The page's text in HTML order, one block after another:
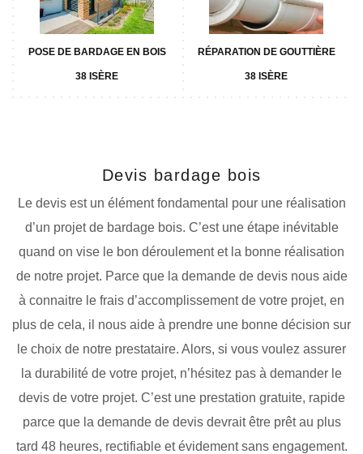
POSE DE BARDAGE EN BOIS
38 ISÈRE
RÉPARATION DE GOUTTIÈRE
38 ISÈRE
Devis bardage bois
Le devis est un élément fondamental pour une réalisation
d’un projet de bardage bois. C’est une étape inévitable
quand on vise le bon déroulement et la bonne réalisation
de notre projet. Parce que la demande de devis nous aide
à connaitre le frais d’accomplissement de votre projet, en
plus de cela, il nous aide à prendre une bonne décision sur
le choix de notre prestataire. Alors, si vous voulez assurer
la durabilité de votre projet, n’hésitez pas à demander le
devis de votre projet. C’est une prestation gratuite, rapide
parce que la demande de devis devrait être prêt au plus
tard 48 heures, rectifiable et évidement sans engagement.